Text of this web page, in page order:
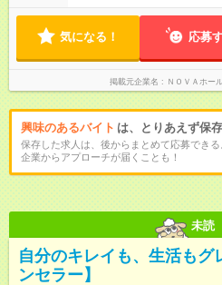
祝/10:00-19:00 ・完全週休2
気になる！ 応募
掲載元企業名 ＮＯＶＡホー
興味のあるバイト は、とりあえず保
保存した求人は、後からまとめて応募できる
企業からアプローチが届くことも！
未読
自分のキレイも、生活もグ
ンセラー】